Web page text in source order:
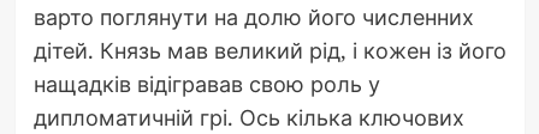
варто поглянути на долю його численних
дітей. Князь мав великий рід, і кожен із його
нащадків відігравав свою роль у
дипломатичній грі. Ось кілька ключових